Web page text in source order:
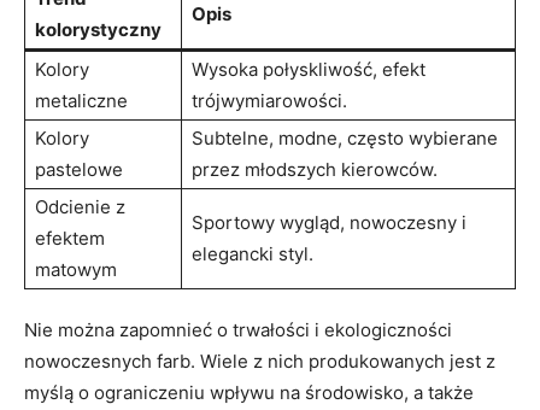
kolorystyczny
Opis
Kolory
metaliczne
Wysoka połyskliwość, efekt
trójwymiarowości.
Kolory
pastelowe
Subtelne, modne, często wybierane
przez młodszych kierowców.
Odcienie z
efektem
matowym
Sportowy wygląd, nowoczesny i
elegancki styl.
Nie można zapomnieć o trwałości i ekologiczności
nowoczesnych farb. Wiele z nich produkowanych jest z
myślą o ograniczeniu wpływu na środowisko, a także